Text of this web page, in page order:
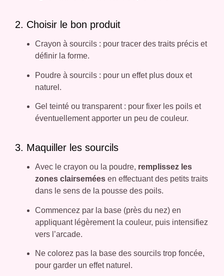
2. Choisir le bon produit
Crayon à sourcils : pour tracer des traits précis et
définir la forme.
Poudre à sourcils : pour un effet plus doux et
naturel.
Gel teinté ou transparent : pour fixer les poils et
éventuellement apporter un peu de couleur.
3. Maquiller les sourcils
Avec le crayon ou la poudre, remplissez les
zones clairsemées en effectuant des petits traits
dans le sens de la pousse des poils.
Commencez par la base (près du nez) en
appliquant légèrement la couleur, puis intensifiez
vers l’arcade.
Ne colorez pas la base des sourcils trop foncée,
pour garder un effet naturel.